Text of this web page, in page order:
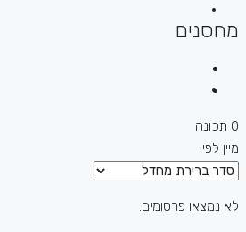
מחסנים
0 תכונה
מיין לפי:
לא נמצאו פרסומים.